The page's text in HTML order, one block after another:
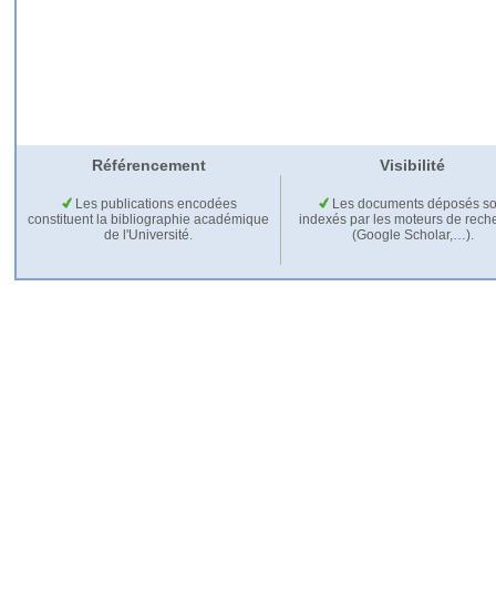
Référencement Visibilité
Les publications encodées
constituent la bibliographie académique
de l'Université.
Les documents déposés
indexés par les moteurs de
(Google Scholar,…).